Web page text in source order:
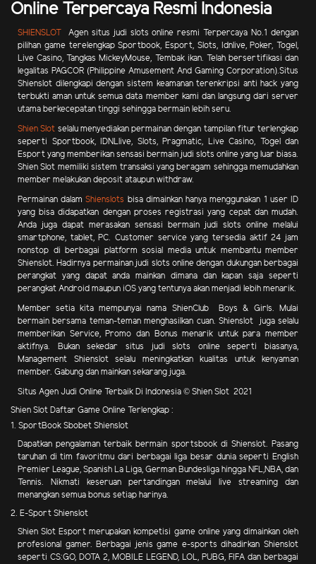
Online Terpercaya Resmi Indonesia
SHIENSLOT
Agen situs judi slots online resmi Terpercaya No.1 dengan
pilihan game terelengkap Sportbook, Esport, Slots, Idnlive, Poker, Togel,
Live Casino, Tangkas MickeyMouse, Tembak ikan. Telah bersertifikasi dan
legalitas PAGCOR (Philippine Amusement And Gaming Corporation).Situs
Shienslot dilengkapi dengan sistem keamanan terenkripsi anti hack yang
terbukti aman untuk semua data member kami dan langsung dari server
utama berkecepatan tinggi sehingga bermain lebih seru.
Shien Slot selalu menyediakan permainan dengan tampilan fitur terlengkap
seperti Sportbook, IDNLlive, Slots, Pragmatic, Live Casino, Togel dan
Esport yang memberikan sensasi bermain judi slots online yang luar biasa.
Shien Slot memiliki sistem transaksi yang beragam sehingga memudahkan
member melakukan deposit ataupun withdraw.
Permainan dalamShienslots bisa dimainkan hanya menggunakan 1 user ID
yang bisa didapatkan dengan proses registrasi yang cepat dan mudah.
Anda juga dapat merasakan sensasi bermain judi slots online melalui
smartphone, tablet, PC. Customer service yang tersedia aktif 24 jam
nonstop di berbagai platform sosial media untuk membantu member
Shienslot. Hadirnya permainan judi slots online dengan dukungan berbagai
perangkat yang dapat anda mainkan dimana dan kapan saja seperti
perangkat Android maupun iOS yang tentunya akan menjadi lebih menarik.
Member setia kita mempunyai nama ShienClub Boys & Girls. Mulai
bermain bersama teman-teman menghasilkan cuan. Shienslot juga selalu
memberikan Service, Promo dan Bonus menarik untuk para member
aktifnya. Bukan sekedar situs judi slots online seperti biasanya,
Management Shienslot selalu meningkatkan kualitas untuk kenyaman
member. Gabung dan mainkan sekarang juga.
Situs Agen Judi Online Terbaik Di Indonesia © Shien Slot 2021
Shien Slot Daftar Game Online Terlengkap :
1. SportBook Sbobet Shienslot
Dapatkan pengalaman terbaik bermain sportsbook di Shienslot. Pasang
taruhan di tim favoritmu dari berbagai liga besar dunia seperti English
Premier League, Spanish La Liga, German Bundesliga hingga NFL,NBA, dan
Tennis. Nikmati keseruan pertandingan melalui live streaming dan
menangkan semua bonus setiap harinya.
2. E-Sport Shienslot
Shien Slot Esport merupakan kompetisi game online yang dimainkan oleh
profesional gamer. Berbagai jenis game e-sports dihadirkan Shienslot
seperti CS:GO, DOTA 2, MOBILE LEGEND, LOL, PUBG, FIFA dan berbagai